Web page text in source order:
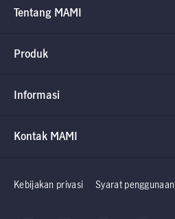
Tentang MAMI
Produk
Informasi
Factsheet dan
Kontak MAMI
Kebijakan privasi Syarat penggunaan